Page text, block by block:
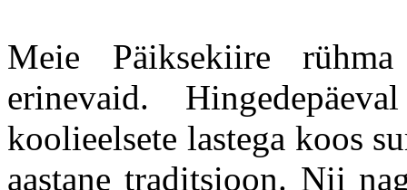
Meie Päiksekiire
erinevaid.
koolieelsete lastega koos
aastane traditsioon. Nii